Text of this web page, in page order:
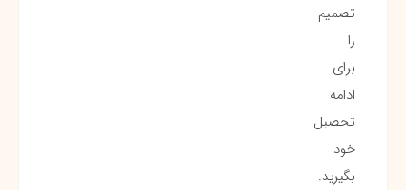
تصمیم
را
برای
ادامه
تحصیل
خود
بگیرید.